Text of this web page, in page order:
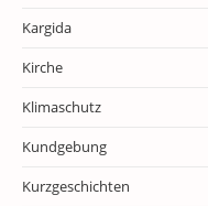
Kargida
Kirche
Klimaschutz
Kundgebung
Kurzgeschichten